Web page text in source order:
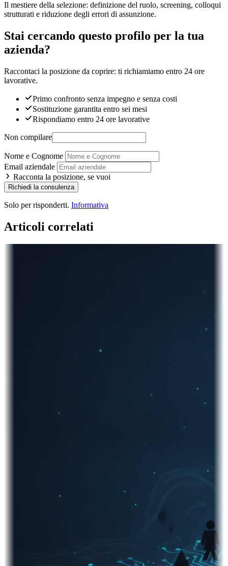
Il mestiere della selezione: definizione del ruolo, screening, colloqui
strutturati e riduzione degli errori di assunzione.
Stai cercando questo profilo per la tua
azienda?
Raccontaci la posizione da coprire: ti richiamiamo entro 24 ore
lavorative.
Primo confronto senza impegno e senza costi
Sostituzione garantita entro sei mesi
Rispondiamo entro 24 ore lavorative
Non compilare
Nome e Cognome
Email aziendale
Racconta la posizione, se vuoi
Richiedi la consulenza
Solo per risponderti. Informativa
Articoli correlati